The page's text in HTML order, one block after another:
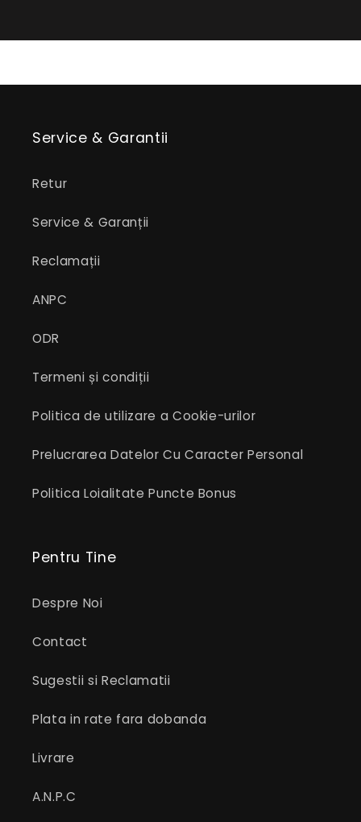
Service & Garantii
Retur
Service & Garanții
Reclamații
ANPC
ODR
Termeni și condiții
Politica de utilizare a Cookie-urilor
Prelucrarea Datelor Cu Caracter Personal
Politica Loialitate Puncte Bonus
Pentru Tine
Despre Noi
Contact
Sugestii si Reclamatii
Plata in rate fara dobanda
Livrare
A.N.P.C